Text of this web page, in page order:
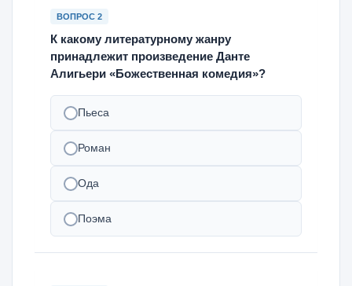
ВОПРОС 2
К какому литературному жанру
принадлежит произведение Данте
Алигьери «Божественная комедия»?
Пьеса
Роман
Ода
Поэма